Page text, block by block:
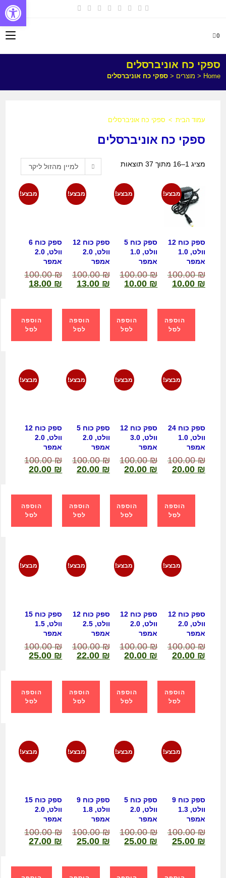
0
ספקי כח אוניברסלים
Home
< מוצרים <ספקי כח אוניברסלים
עמוד הבית > ספקי כח אוניברסלים
ספקי כח אוניברסלים
מציג 1–16 מתוך 37 תוצאות למיין מהזול ליקר
מבצע!
ספק כוח 12
וולט, 1.0
אמפר
100.00₪
10.00 ₪
הוספה
לסל
מבצע!
ספק כוח 5
וולט, 1.0
אמפר
100.00₪
10.00 ₪
הוספה
לסל
מבצע!
ספק כוח 12
וולט, 2.0
אמפר
100.00₪
13.00 ₪
הוספה
לסל
מבצע!
ספק כוח 6
וולט, 2.0
אמפר
100.00₪
18.00 ₪
הוספה
לסל
מבצע!
ספק כוח 24
וולט, 1.0
אמפר
100.00₪
20.00 ₪
הוספה
לסל
מבצע!
ספק כוח 12
וולט, 3.0
אמפר
100.00₪
20.00 ₪
הוספה
לסל
מבצע!
ספק כוח 5
וולט, 2.0
אמפר
100.00₪
20.00 ₪
הוספה
לסל
מבצע!
ספק כוח 12
וולט, 2.0
אמפר
100.00₪
20.00 ₪
הוספה
לסל
מבצע!
ספק כוח 12
וולט, 2.0
אמפר
100.00₪
20.00 ₪
הוספה
לסל
מבצע!
ספק כוח 12
וולט, 2.0
אמפר
100.00₪
20.00 ₪
הוספה
לסל
מבצע!
ספק כוח 12
וולט, 2.5
אמפר
100.00₪
22.00 ₪
הוספה
לסל
מבצע!
ספק כוח 15
וולט, 1.5
אמפר
100.00₪
25.00 ₪
הוספה
לסל
מבצע!
ספק כוח 9
וולט, 1.3
אמפר
100.00₪
25.00 ₪
מבצע!
ספק כוח 5
וולט, 2.0
אמפר
100.00₪
25.00 ₪
מבצע!
ספק כוח 9
וולט, 1.8
אמפר
100.00₪
25.00 ₪
מבצע!
ספק כוח 15
וולט, 2.0
אמפר
100.00₪
27.00 ₪